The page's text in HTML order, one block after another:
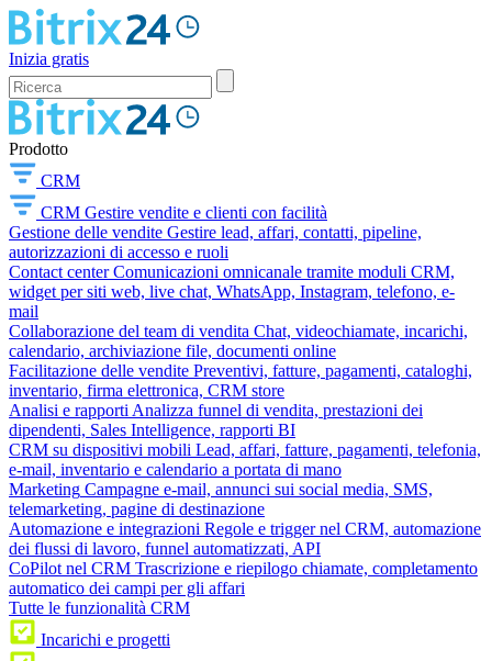
Inizia gratis
Prodotto
CRM
CRM Gestire vendite e clienti con facilità
Gestione delle vendite Gestire lead, affari, contatti, pipeline,
autorizzazioni di accesso e ruoli
Contact center Comunicazioni omnicanale tramite moduli CRM,
widget per siti web, live chat, WhatsApp, Instagram, telefono, e-
mail
Collaborazione del team di vendita Chat, videochiamate, incarichi,
calendario, archiviazione file, documenti online
Facilitazione delle vendite Preventivi, fatture, pagamenti, cataloghi,
inventario, firma elettronica, CRM store
Analisi e rapporti Analizza funnel di vendita, prestazioni dei
dipendenti, Sales Intelligence, rapporti BI
CRM su dispositivi mobili Lead, affari, fatture, pagamenti, telefonia,
e-mail, inventario e calendario a portata di mano
Marketing Campagne e-mail, annunci sui social media, SMS,
telemarketing, pagine di destinazione
Automazione e integrazioni Regole e trigger nel CRM, automazione
dei flussi di lavoro, funnel automatizzati, API
CoPilot nel CRM Trascrizione e riepilogo chiamate, completamento
automatico dei campi per gli affari
Tutte le funzionalità CRM
Incarichi e progetti